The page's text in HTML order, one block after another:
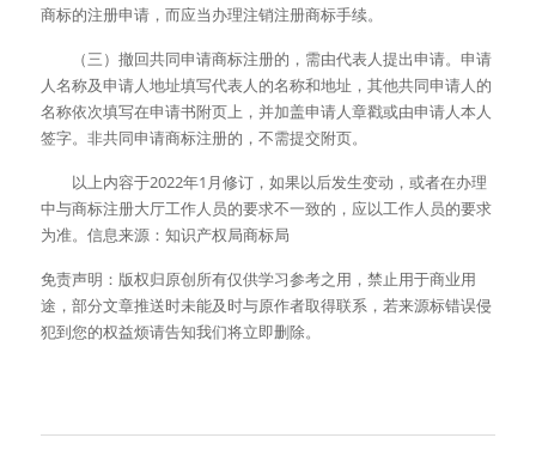
商标的注册申请，而应当办理注销注册商标手续。
（三）撤回共同申请商标注册的，需由代表人提出申请。申请
人名称及申请人地址填写代表人的名称和地址，其他共同申请人的
名称依次填写在申请书附页上，并加盖申请人章戳或由申请人本人
签字。非共同申请商标注册的，不需提交附页。
以上内容于2022年1月修订，如果以后发生变动，或者在办理
中与商标注册大厅工作人员的要求不一致的，应以工作人员的要求
为准。信息来源：知识产权局商标局
免责声明：版权归原创所有仅供学习参考之用，禁止用于商业用
途，部分文章推送时未能及时与原作者取得联系，若来源标错误侵
犯到您的权益烦请告知我们将立即删除。